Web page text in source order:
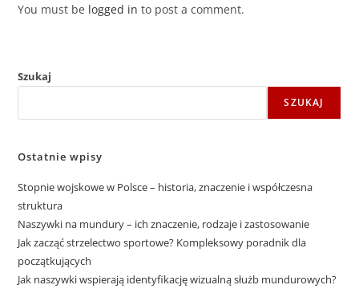
You must be logged in to post a comment.
Szukaj
SZUKAJ
Ostatnie wpisy
Stopnie wojskowe w Polsce – historia, znaczenie i współczesna
struktura
Naszywki na mundury – ich znaczenie, rodzaje i zastosowanie
Jak zacząć strzelectwo sportowe? Kompleksowy poradnik dla
początkujących
Jak naszywki wspierają identyfikację wizualną służb mundurowych?